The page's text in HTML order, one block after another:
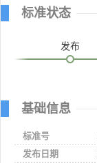
标准状态
发布
基础信息
标准号
发布日期